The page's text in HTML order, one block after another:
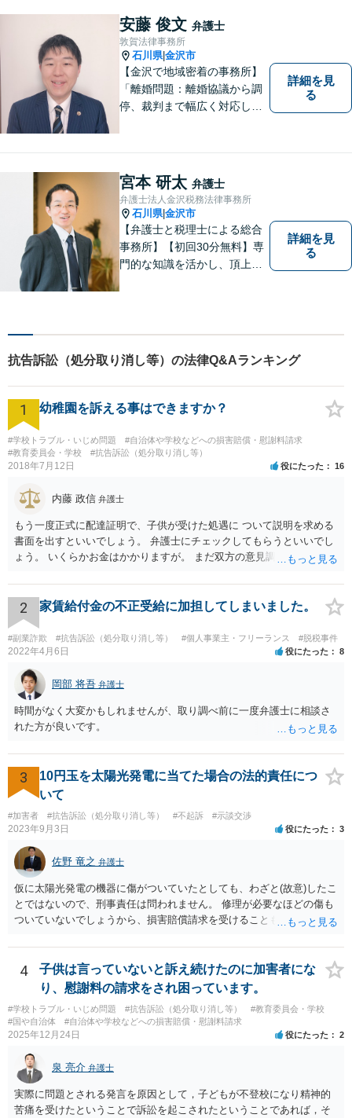
ルも対応可能【メール相談／
ビデオ面談可】【土曜日も対
応】
安藤 俊文 弁護士
敦賀法律事務所
石川県|金沢市
【金沢で地域密着の事務所】
「離婚問題：離婚協議から調
停、裁判まで幅広く対応し、
「交通事故：24時間受付可／
弁護士が介入することで賠償
金の大幅な増額が実現できる
ケースあり」【休日・夜間相
談可】
詳細を見
る
宮本 研太 弁護士
弁護士法人金沢税務法律事務所
石川県|金沢市
【弁護士と税理士による総合
事務所】【初回30分無料】専
門的な知識を活かし、頂上＝
ジあります。
詳細を見
る
抗告訴訟（処分取り消し等）の法律Q&Aランキング
1 幼稚園を訴える事はできますか？
#学校トラブル・いじめ問題
#自治体や学校などへの損害賠償・慰謝料請求
#教育委員会・学校
#抗告訴訟（処分取り消し等）
2018年7月12日 役にたった 16
内藤 政信 弁護士
もう一度正式に配達証明で、子供が受けた処遇に ついて説明を求める
書面を出すといいでしょう。 弁護士にチェックしてもらうといいでし
ょう。 いくらかお金はかかりますが。 まだ双方の意見調整が必要です
2 家賃給付金の不正受給に加担してしまいました。
#副業詐欺 #抗告訴訟（処分取り消し等） #個人事業主・フリーランス #脱税事件
2022年4月6日 役にたった 8
岡部 将吾 弁護士
時間がなく大変かもしれませんが、取り調べ前に一度弁護士に相談さ
れた方が良いです。
3
10円玉を太陽光発電に当てた場合の法的責任につ
いて
#加害者 #抗告訴訟（処分取り消し等） #不起訴 #示談交渉
2023年9月3日 役にたった 3
佐野 竜之 弁護士
仮に太陽光発電の機器に傷がついていたとしても、わざと(故意)したこ
とではないので、刑事責任は問われません。 修理が必要なほどの傷も
ついていないでしょうから、損害賠償請求を受けることもないと思い
4
子供は言っていないと訴え続けたのに加害者にな
り、慰謝料の請求をされ困っています。
#学校トラブル・いじめ問題 #抗告訴訟（処分取り消し等）
#教育委員会・学校
#国や自治体
#自治体や学校などへの損害賠償・慰謝料請求
2025年12月24日 役にたった 2
泉 亮介 弁護士
実際に問題とされる発言を原因として，子どもが不登校になり精神的
苦痛を受けたということで訴訟を起こされたということであれば，そ